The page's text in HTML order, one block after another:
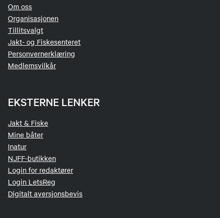
Om oss
Organisasjonen
Tillitsvalgt
Jakt- og Fiskesenteret
Personvernerklæring
Medlemsvilkår
EKSTERNE LENKER
Jakt & Fiske
Mine båter
Inatur
NJFF-butikken
Login for redaktører
Login LetsReg
Digitalt aversjonsbevis